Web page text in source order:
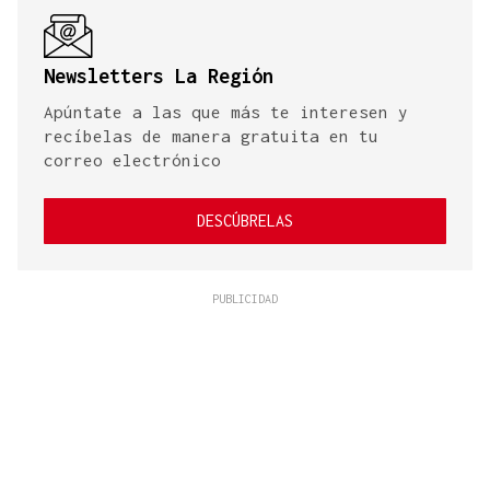
Newsletters La Región
Apúntate a las que más te interesen y
recíbelas de manera gratuita en tu
correo electrónico
DESCÚBRELAS